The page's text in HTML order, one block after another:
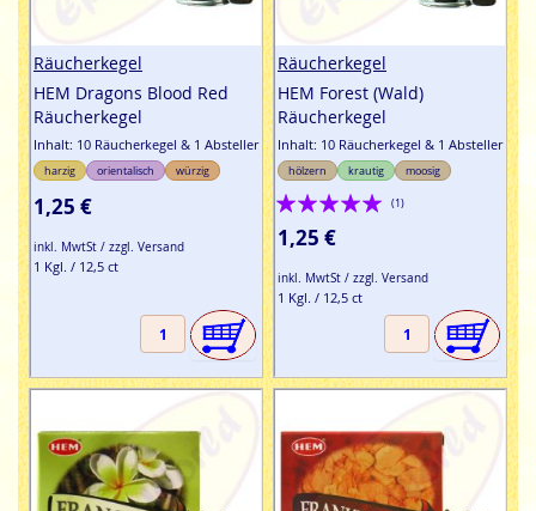
Räucherkegel
HEM Dragons Blood Red
Räucherkegel
Inhalt: 10 Räucherkegel & 1 Absteller
harzig orientalisch würzig
1,25 €
inkl. MwtSt / zzgl. Versand
1 Kgl. / 12,5 ct
Räucherkegel
HEM Forest (Wald)
Räucherkegel
Inhalt: 10 Räucherkegel & 1 Absteller
hölzern krautig moosig
Bewertung:
100%
(1)
1,25 €
inkl. MwtSt / zzgl. Versand
1 Kgl. / 12,5 ct